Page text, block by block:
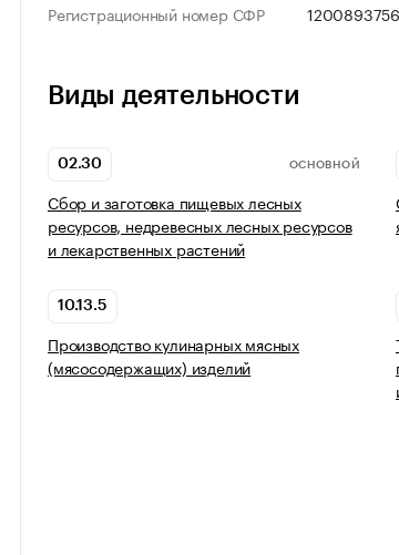
Регистрационный номер СФР 1200893756
Виды деятельности
02.30 ОСНОВНОЙ
Сбор и заготовка пищевых лесных
ресурсов, недревесных лесных ресурсов
и лекарственных растений
10.13.5
Производство кулинарных мясных
(мясосодержащих) изделий